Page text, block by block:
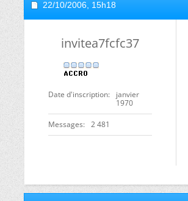
22/10/2006, 15h18
invitea7fcfc37
Date d'inscription
janvier
1970
Messages 2 481